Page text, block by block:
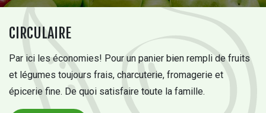
CIRCULAIRE
Par ici les économies! Pour un panier bien rempli de fruits
et légumes toujours frais, charcuterie, fromagerie et
épicerie fine. De quoi satisfaire toute la famille.